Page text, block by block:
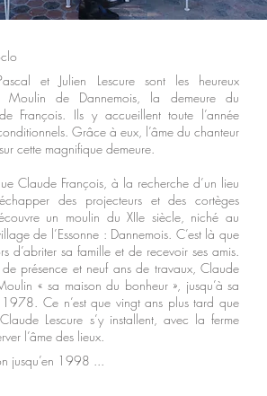
et Julien Lescure sont les heureux
Moulin de Dannemois, la demeure du
François. Ils y accueillent toute l’année
Grâce à eux, l’âme du chanteur
cette magnifique demeure.
Claude François, à la recherche d’un lieu
des projecteurs et des cortèges
un moulin du XIIe siècle, niché au
de l’Essonne : Dannemois. C’est là que
d’abriter sa famille et de recevoir ses amis.
présence et neuf ans de travaux, Claude
« sa maison du bonheur », jusqu’à sa
Ce n’est que vingt ans plus tard que
Lescure s’y installent, avec la ferme
l’âme des lieux.
jusqu’en 1998 ...